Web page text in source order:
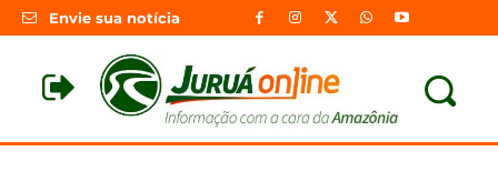
Envie sua notícia